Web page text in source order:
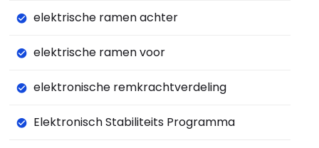
elektrische ramen achter
elektrische ramen voor
elektronische remkrachtverdeling
Elektronisch Stabiliteits Programma